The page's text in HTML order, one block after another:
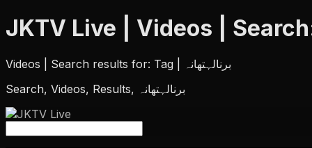
Videos | Search results for: Tag | برنالہتھانہ
Search, Videos, Results, برنالہتھانہ